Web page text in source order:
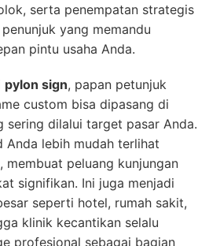
serta penempatan strategis
yang memandu
pintu usaha Anda.
pylon sign, papan petunjuk
custom bisa dipasang di
dilalui target pasar Anda.
Anda lebih mudah terlihat
membuat peluang kunjungan
signifikan. Ini juga menjadi
seperti hotel, rumah sakit,
klinik kecantikan selalu
profesional sebagai bagian